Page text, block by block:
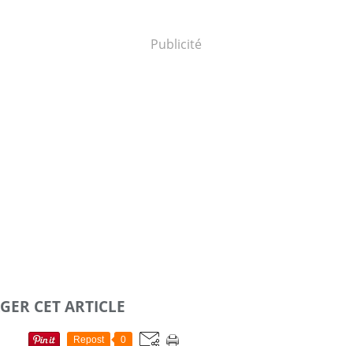
Publicité
CET ARTICLE
Repost 0